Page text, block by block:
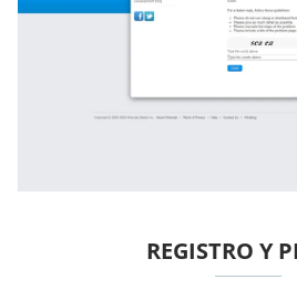
REGISTRO Y